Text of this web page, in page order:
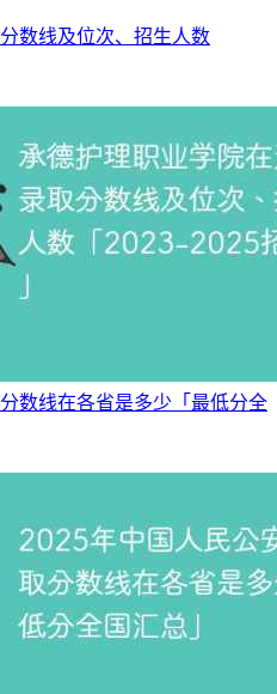
数线及位次、招生人数
数线在各省是多少「最低分全